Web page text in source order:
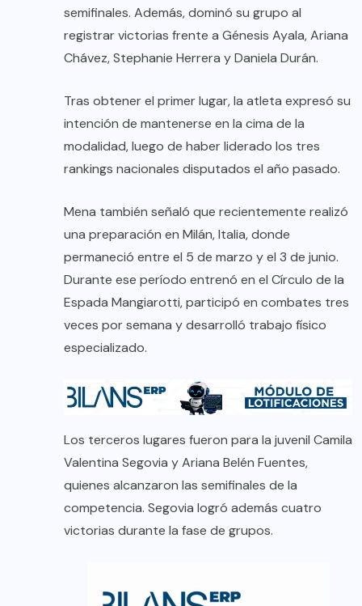
semifinales. Además, dominó su grupo al
registrar victorias frente a Génesis Ayala, Ariana
Chávez, Stephanie Herrera y Daniela Durán.
Tras obtener el primer lugar, la atleta expresó su
intención de mantenerse en la cima de la
modalidad, luego de haber liderado los tres
rankings nacionales disputados el año pasado.
Mena también señaló que recientemente realizó
una preparación en Milán, Italia, donde
permaneció entre el 5 de marzo y el 3 de junio.
Durante ese período entrenó en el Círculo de la
Espada Mangiarotti, participó en combates tres
veces por semana y desarrolló trabajo físico
especializado.
Los terceros lugares fueron para la juvenil Camila
Valentina Segovia y Ariana Belén Fuentes,
quienes alcanzaron las semifinales de la
competencia. Segovia logró además cuatro
victorias durante la fase de grupos.